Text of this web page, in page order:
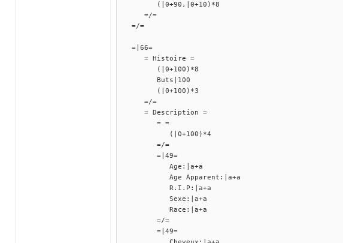
(|0+90,|0+10)*8
=/=
=/=
=|66=
= Histoire =
(|0+100)*8
Buts|100
(|0+100)*3
=/=
= Description =
= =
(|0+100)*4
=/=
=|49=
Age:|a+a
Age Apparent:|a+a
R.I.P:|a+a
Sexe:|a+a
Race:|a+a
=/=
=|49=